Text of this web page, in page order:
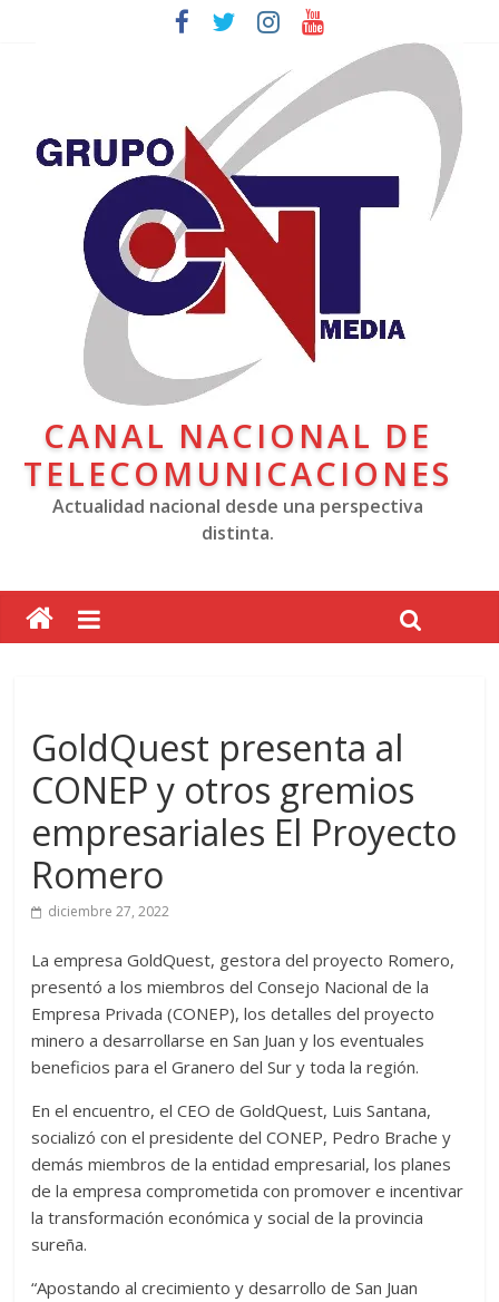
CANAL NACIONAL DE
TELECOMUNICACIONES
Actualidad nacional desde una perspectiva
distinta.
GoldQuest presenta al
CONEP y otros gremios
empresariales El Proyecto
Romero
diciembre 27, 2022
La empresa GoldQuest, gestora del proyecto Romero,
presentó a los miembros del Consejo Nacional de la
Empresa Privada (CONEP), los detalles del proyecto
minero a desarrollarse en San Juan y los eventuales
beneficios para el Granero del Sur y toda la región.
En el encuentro, el CEO de GoldQuest, Luis Santana,
socializó con el presidente del CONEP, Pedro Brache y
demás miembros de la entidad empresarial, los planes
de la empresa comprometida con promover e incentivar
la transformación económica y social de la provincia
sureña.
“Apostando al crecimiento y desarrollo de San Juan